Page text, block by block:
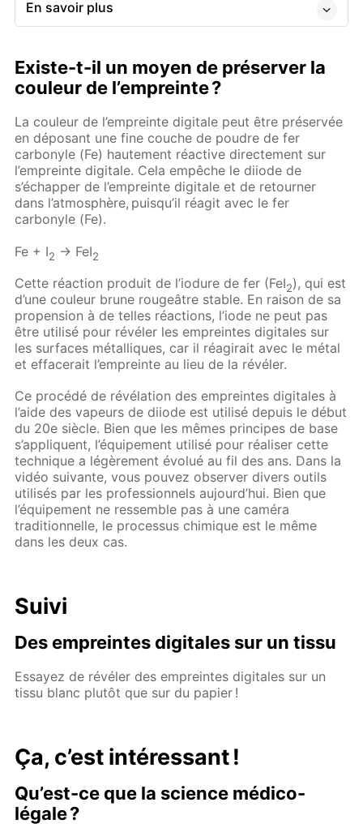
En savoir plus
Existe-t-il un moyen de préserver la
couleur de l’empreinte ?
La couleur de l’empreinte digitale peut être préservée
en déposant une fine couche de poudre de fer
carbonyle (Fe) hautement réactive directement sur
l’empreinte digitale. Cela empêche le diiode de
s’échapper de l’empreinte digitale et de retourner
dans l’atmosphère, puisqu’il réagit avec le fer
carbonyle (Fe).
Fe + I2 → FeI2
Cette réaction produit de l’iodure de fer (FeI2), qui est
d’une couleur brune rougeâtre stable. En raison de sa
propension à de telles réactions, l’iode ne peut pas
être utilisé pour révéler les empreintes digitales sur
les surfaces métalliques, car il réagirait avec le métal
et effacerait l’empreinte au lieu de la révéler.
Ce procédé de révélation des empreintes digitales à
l’aide des vapeurs de diiode est utilisé depuis le début
du 20e siècle. Bien que les mêmes principes de base
s’appliquent, l’équipement utilisé pour réaliser cette
technique a légèrement évolué au fil des ans. Dans la
vidéo suivante, vous pouvez observer divers outils
utilisés par les professionnels aujourd’hui. Bien que
l’équipement ne ressemble pas à une caméra
traditionnelle, le processus chimique est le même
dans les deux cas.
Suivi
Des empreintes digitales sur un tissu
Essayez de révéler des empreintes digitales sur un
tissu blanc plutôt que sur du papier !
Ça, c’est intéressant !
Qu’est-ce que la science médico-
légale ?